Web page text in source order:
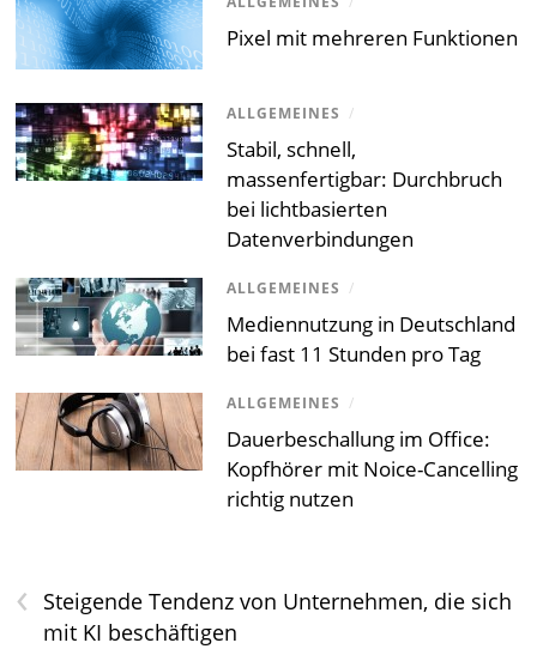
Pixel mit mehreren Funktionen
ALLGEMEINES /
Stabil, schnell,
massenfertigbar: Durchbruch
bei lichtbasierten
Datenverbindungen
ALLGEMEINES /
Mediennutzung in Deutschland
bei fast 11 Stunden pro Tag
ALLGEMEINES /
Dauerbeschallung im Office:
Kopfhörer mit Noice-Cancelling
richtig nutzen
‹
Steigende Tendenz von Unternehmen, die sich
mit KI beschäftigen